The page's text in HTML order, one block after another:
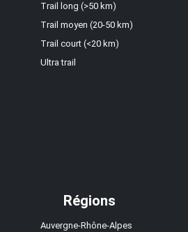
Trail long (>50 km)
Trail moyen (20-50 km)
Trail court (<20 km)
Ultra trail
Régions
Auvergne-Rhône-Alpes